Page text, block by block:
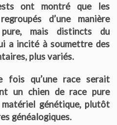
éleveur signataire de la charte
signataire de la charte de
ont montré que les
d’une manière
mais distincts du
a incité à soumettre des
plus variés.
fois qu’une race serait
un chien de race pure
génétique, plutôt
généalogiques.